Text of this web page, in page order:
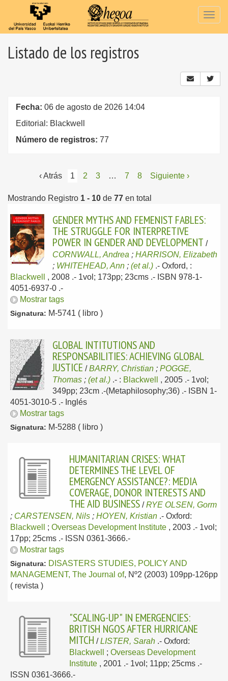
Listado de los registros
Fecha: 06 de agosto de 2026 14:04
Editorial: Blackwell
Número de registros: 77
‹ Atrás 1 2 3 … 7 8 Siguiente ›
Mostrando Registro 1 - 10 de 77 en total
GENDER MYTHS AND FEMENIST FABLES:
THE STRUGGLE FOR INTERPRETIVE
POWER IN GENDER AND DEVELOPMENT /
CORNWALL, Andrea ; HARRISON, Elizabeth
; WHITEHEAD, Ann ; (et al.) .- Oxford, :
Blackwell
, 2008 .- 1vol; 173pp; 23cms .- ISBN 978-1-
4051-6937-0 .-
Mostrar tags
Signatura: M-5741 ( libro )
GLOBAL INTITUTIONS AND
RESPONSABILITIES: ACHIEVING GLOBAL
JUSTICE /BARRY, Christian ; POGGE,
Thomas ; (et al.) .- : Blackwell , 2005 .- 1vol;
349pp; 23cm .-(Metaphilosophy;36) .- ISBN 1-
4051-3010-5 .- Inglés
Mostrar tags
Signatura: M-5288 ( libro )
HUMANITARIAN CRISES: WHAT
DETERMINES THE LEVEL OF
EMERGENCY ASSISTANCE?: MEDIA
COVERAGE, DONOR INTERESTS AND
THE AID BUSINESS /RYE OLSEN, Gorm
; CARSTENSEN, Nils ; HOYEN, Kristian .- Oxford:
Blackwell
; Overseas Development Institute , 2003 .- 1vol;
17pp; 25cms .- ISSN 0361-3666.-
Mostrar tags
Signatura: DISASTERS STUDIES, POLICY AND
MANAGEMENT, The Journal of, Nº2 (2003) 109pp-126pp
( revista )
"SCALING-UP" IN EMERGENCIES:
BRITISH NGOS AFTER HURRICANE
MITCH /LISTER, Sarah .- Oxford:
Blackwell
; Overseas Development
Institute , 2001 .- 1vol; 11pp; 25cms .-
ISSN 0361-3666.-